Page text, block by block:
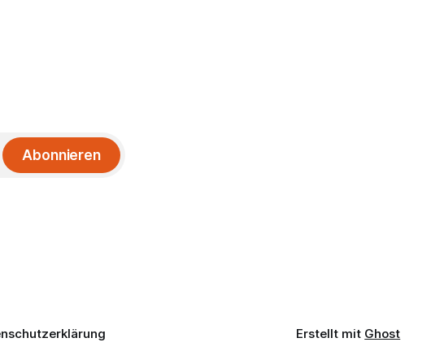
Abonnieren
Erstellt mit Ghost